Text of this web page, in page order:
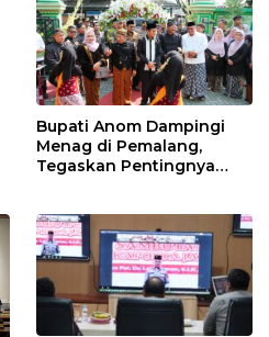
Bupati Anom Dampingi
Menag di Pemalang,
Tegaskan Pentingnya